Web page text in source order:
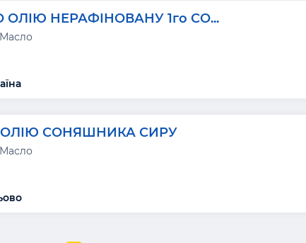
НЕРАФІНОВАНУ 1го СО...
СОНЯШНИКА СИРУ